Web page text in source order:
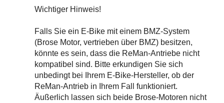
Wichtiger Hinweis!
Falls Sie ein E-Bike mit einem BMZ-System
(Brose Motor, vertrieben über BMZ) besitzen,
könnte es sein, dass die ReMan-Antriebe nicht
kompatibel sind. Bitte erkundigen Sie sich
unbedingt bei Ihrem E-Bike-Hersteller, ob der
ReMan-Antrieb in Ihrem Fall funktioniert.
Äußerlich lassen sich beide Brose-Motoren nicht